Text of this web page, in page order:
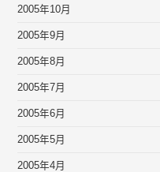
2005年10月
2005年9月
2005年8月
2005年7月
2005年6月
2005年5月
2005年4月